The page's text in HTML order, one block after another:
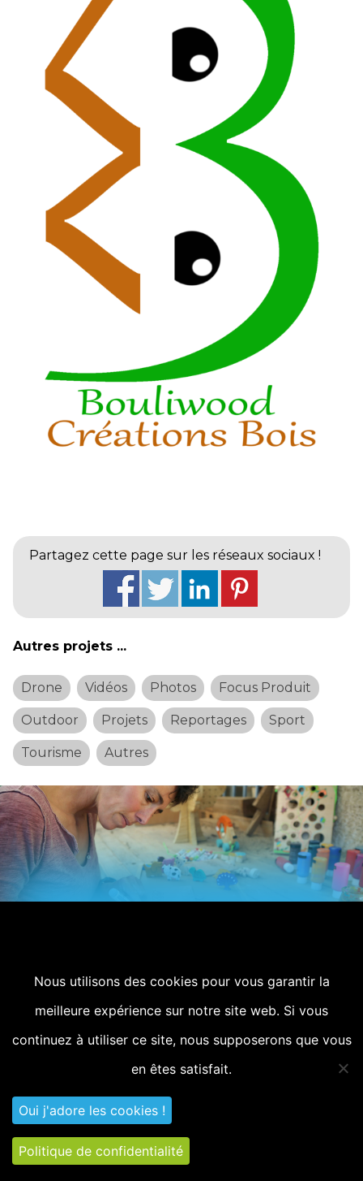
Partagez cette page sur les réseaux sociaux !
Autres projets ...
Drone Vidéos Photos Focus Produit
Outdoor Projets Reportages Sport
Tourisme Autres
Mine d’Art en Provence
Réalisations
Un projet ?Contactez nous par téléphone
06 10 60 87 25ou
Nous utilisons des cookies pour vous garantir la
meilleure expérience sur notre site web. Si vous
continuez à utiliser ce site, nous supposerons que vous
en êtes satisfait.
Oui j'adore les cookies !
Politique de confidentialité